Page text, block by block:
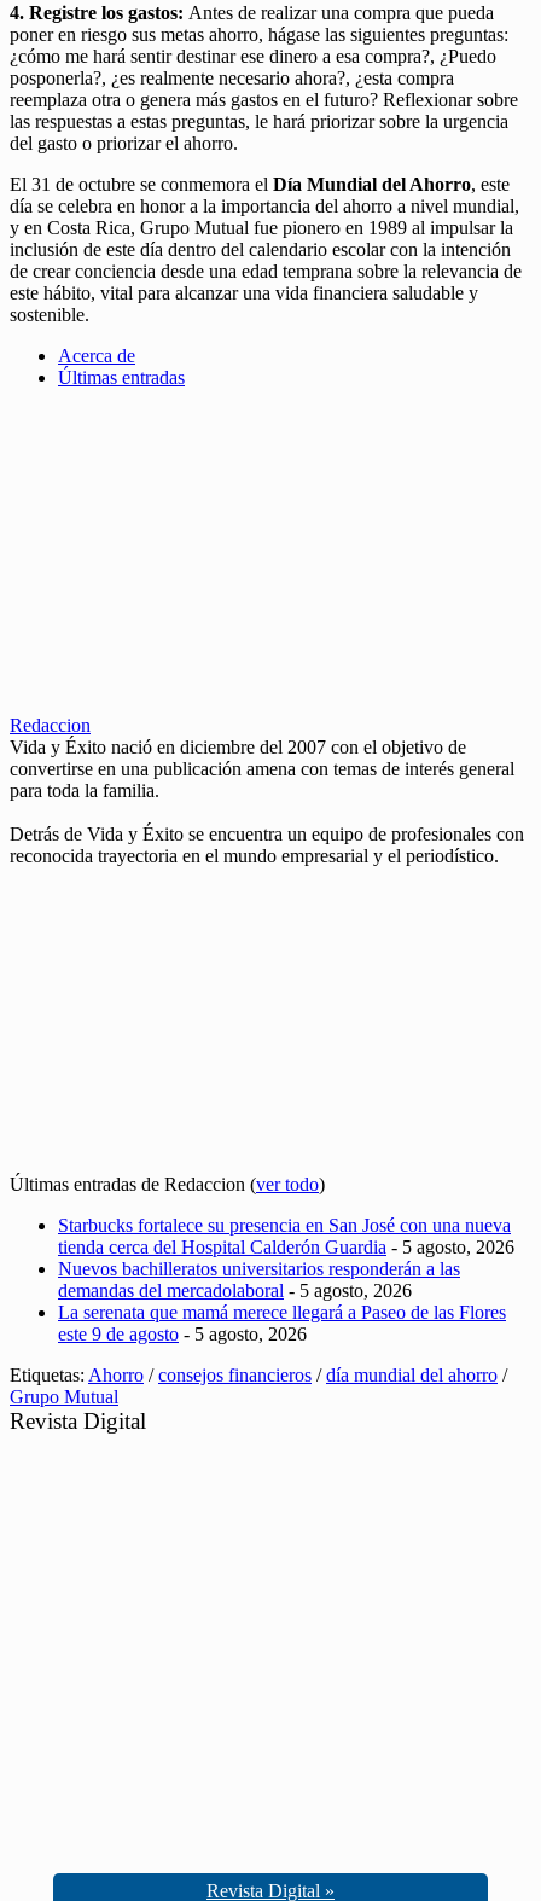
4. Registre los gastos: Antes de realizar una compra que pueda
poner en riesgo sus metas ahorro, hágase las siguientes preguntas:
¿cómo me hará sentir destinar ese dinero a esa compra?, ¿Puedo
posponerla?, ¿es realmente necesario ahora?, ¿esta compra
reemplaza otra o genera más gastos en el futuro? Reflexionar sobre
las respuestas a estas preguntas, le hará priorizar sobre la urgencia
del gasto o priorizar el ahorro.
El 31 de octubre se conmemora el Día Mundial del Ahorro, este
día se celebra en honor a la importancia del ahorro a nivel mundial,
y en Costa Rica, Grupo Mutual fue pionero en 1989 al impulsar la
inclusión de este día dentro del calendario escolar con la intención
de crear conciencia desde una edad temprana sobre la relevancia de
este hábito, vital para alcanzar una vida financiera saludable y
sostenible.
Acerca de
Últimas entradas
Redaccion
Vida y Éxito nació en diciembre del 2007 con el objetivo de
convertirse en una publicación amena con temas de interés general
para toda la familia.
Detrás de Vida y Éxito se encuentra un equipo de profesionales con
reconocida trayectoria en el mundo empresarial y el periodístico.
Últimas entradas de Redaccion (ver todo)
Starbucks fortalece su presencia en San José con una nueva
tienda cerca del Hospital Calderón Guardia - 5 agosto, 2026
Nuevos bachilleratos universitarios responderán a las
demandas del mercadolaboral - 5 agosto, 2026
La serenata que mamá merece llegará a Paseo de las Flores
este 9 de agosto - 5 agosto, 2026
Etiquetas: Ahorro /consejos financieros /día mundial del ahorro /
Grupo Mutual
Revista Digital
Revista Digital »